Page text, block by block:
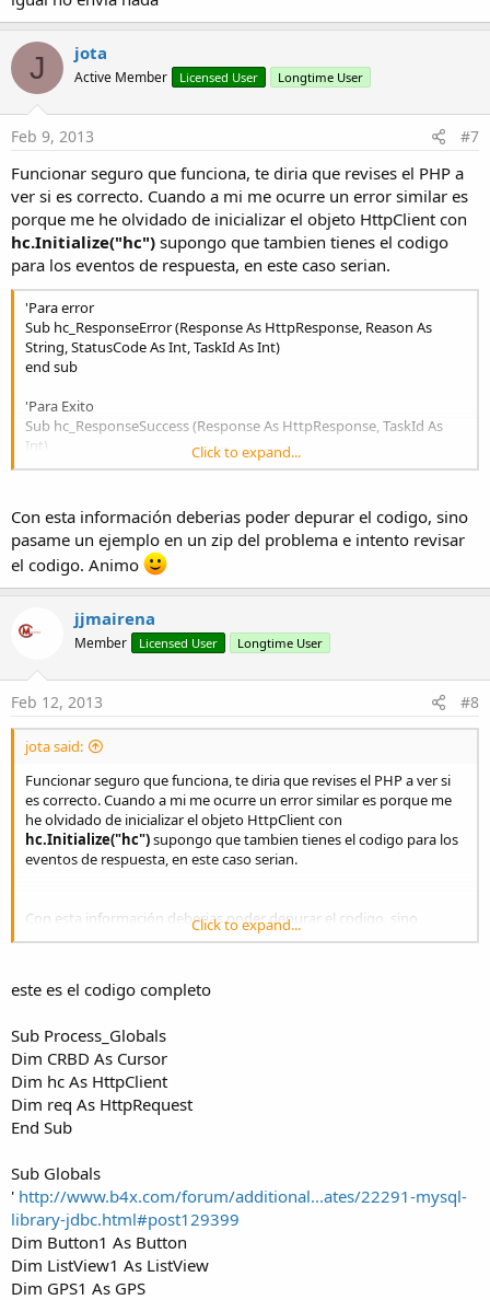
J jota
Active Member Licensed User Longtime User
Feb 9, 2013 #7
Funcionar seguro que funciona, te diria que revises el PHP a
ver si es correcto. Cuando a mi me ocurre un error similar es
porque me he olvidado de inicializar el objeto HttpClient con
hc.Initialize("hc") supongo que tambien tienes el codigo
para los eventos de respuesta, en este caso serian.
'Para error
Sub hc_ResponseError (Response As HttpResponse, Reason As
String, StatusCode As Int, TaskId As Int)
end sub
'Para Exito
Sub hc_ResponseSuccess (Response As HttpResponse, TaskId As
Int)
end sub
Click to expand...
Con esta información deberias poder depurar el codigo, sino
pasame un ejemplo en un zip del problema e intento revisar
el codigo. Animo
jjmairena
Member Licensed User Longtime User
Feb 12, 2013 #8
jota said:
Funcionar seguro que funciona, te diria que revises el PHP a ver si
es correcto. Cuando a mi me ocurre un error similar es porque me
he olvidado de inicializar el objeto HttpClient con
hc.Initialize("hc")supongo que tambien tienes el codigo para los
eventos de respuesta, en este caso serian.
Con esta información deberias poder depurar el codigo, sino
pasame un ejemplo en un zip del problema e intento revisar el
Click to expand...
este es el codigo completo
Sub Process_Globals
Dim CRBD As Cursor
Dim hc As HttpClient
Dim req As HttpRequest
End Sub
Sub Globals
' http://www.b4x.com/forum/additional...ates/22291-mysql-
library-jdbc.html#post129399
Dim Button1 As Button
Dim ListView1 As ListView
Dim GPS1 As GPS